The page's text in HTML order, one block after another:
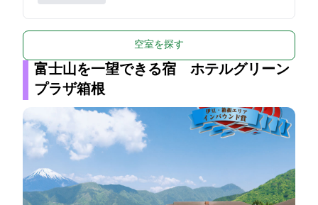
空室を探す
富士山を一望できる宿 ホテルグリーン
プラザ箱根